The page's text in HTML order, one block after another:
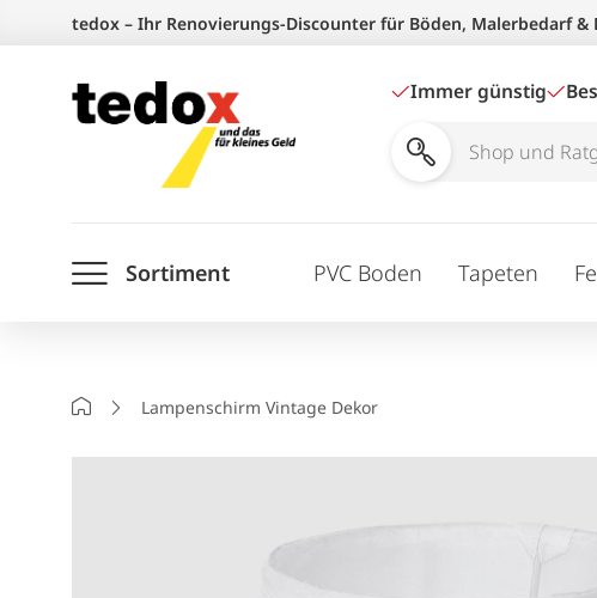
springen
tedox – Ihr Renovierungs-Discounter für Böden, Malerbedarf &
Immer günstig
Shop
durchsuchen
Sortiment PVC Boden Tapeten
StartseiteLampenschirm Vintage Dekor